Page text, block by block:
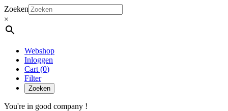
Zoeken
×
Webshop
Inloggen
Cart (0)
Filter
Zoeken
You're in good company !